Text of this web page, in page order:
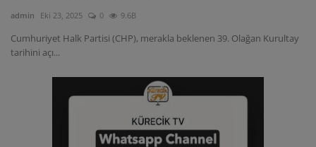
admin Eki 23, 2025 0 9.6B
Cumhuriyet Halk Partisi (CHP), merakla beklenen 39. Olağan Kurultay
tarihini açı...